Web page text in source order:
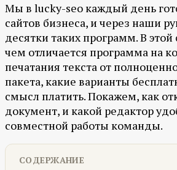
Мы в lucky-seo каждый день
сайтов бизнеса, и через наши
десятки таких программ. В
чем отличается программа на
печатания текста от
пакета, какие варианты
смысл платить. Покажем, как
документ, и какой редактор
совместной работы команды.
СОДЕРЖАНИЕ